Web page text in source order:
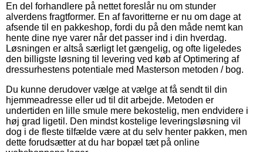
En del forhandlere på nettet foreslår nu om stunder
alverdens fragtformer. En af favoritterne er nu om dage at
afsende til en pakkeshop, fordi du på den måde nemt kan
hente dine nye varer når det passer ind i din hverdag.
Løsningen er altså særligt let gængelig, og ofte ligeledes
den billigste løsning til levering ved køb af Optimering af
dressurhestens potentiale med Masterson metoden / bog.
Du kunne derudover vælge at vælge at få sendt til din
hjemmeadresse eller ud til dit arbejde. Metoden er
undertiden en lille smule mere bekostelig, men endvidere i
høj grad ligetil. Den mindst kostelige leveringsløsning vil
dog i de fleste tilfælde være at du selv henter pakken, men
dette forudsætter at du har bopæl tæt på online